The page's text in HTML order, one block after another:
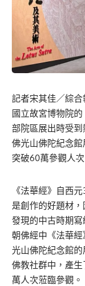
記者宋其佳／綜合
國立故宮博物院
部院區展出時受
佛光山佛陀紀念
突破60萬參觀人次
《法華經》自西
是創作的好題材
發現的中古時期
朝佛經中《法華
光山佛陀紀念館
佛教社群中，產
萬人次蒞臨參觀。